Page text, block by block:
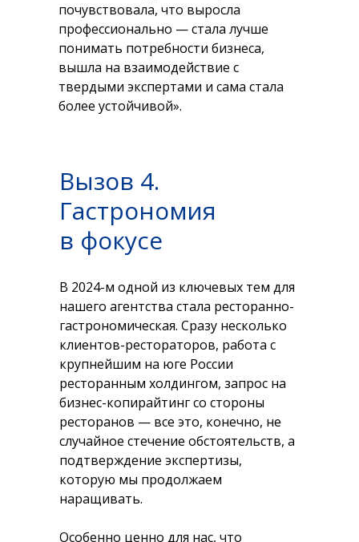
почувствовала, что выросла
профессионально — стала лучше
понимать потребности бизнеса,
вышла на взаимодействие с
твердыми экспертами и сама стала
более устойчивой».
Вызов 4.
Гастрономия
в фокусе
В 2024-м одной из ключевых тем для
нашего агентства стала ресторанно-
гастрономическая. Сразу несколько
клиентов-рестораторов, работа с
крупнейшим на юге России
ресторанным холдингом, запрос на
бизнес-копирайтинг со стороны
ресторанов — все это, конечно, не
случайное стечение обстоятельств, а
подтверждение экспертизы,
которую мы продолжаем
наращивать.
Особенно ценно для нас, что